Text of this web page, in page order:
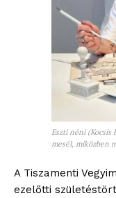
Eszti néni (Kocsis
mesél, miközben
A Tiszamenti
ezelőtti